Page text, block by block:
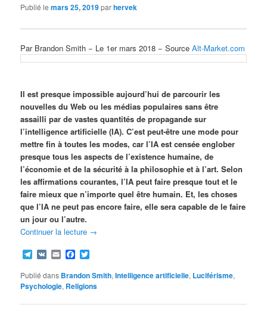
Publié lemars 25, 2019parhervek
Par Brandon Smith − Le 1er mars 2018 − SourceAlt-Market.com
Il est presque impossible aujourd’hui de parcourir les
nouvelles du Web ou les médias populaires sans être
assailli par de vastes quantités de propagande sur
l’intelligence artificielle (IA). C’est peut-être une mode pour
mettre fin à toutes les modes, car l’IA est censée englober
presque tous les aspects de l’existence humaine, de
l’économie et de la sécurité à la philosophie et à l’art. Selon
les affirmations courantes, l’IA peut faire presque tout et le
faire mieux que n’importe quel être humain. Et, les choses
que l’IA ne peut pas encore faire, elle sera capable de le faire
un jour ou l’autre.
Continuer la lecture →
Telegram
VK EmailFacebook
Publié dans Brandon Smith,Intelligence artificielle, Luciférisme,
Psychologie, Religions